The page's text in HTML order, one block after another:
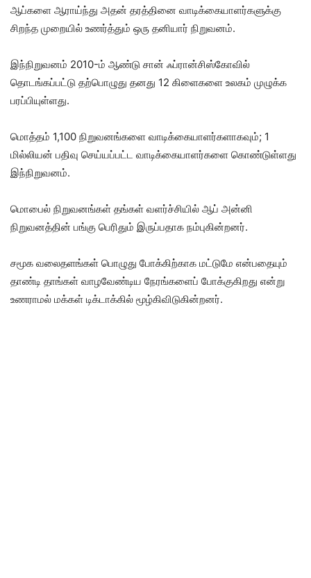
ஆப்களை ஆராய்ந்து அதன் தரத்தினை வாடிக்கையாளர்களுக்கு
சிறந்த முறையில் உணர்த்தும் ஒரு தனியார் நிறுவனம்.
இந்நிறுவனம் 2010-ம் ஆண்டு சான் ஃப்ரான்சிஸ்கோவில்
தொடங்கப்பட்டு தற்பொழுது தனது 12 கிளைகளை உலகம் முழுக்க
பரப்பியுள்ளது.
மொத்தம் 1,100 நிறுவனங்களை வாடிக்கையாளர்களாகவும்; 1
மில்லியன் பதிவு செய்யப்பட்ட வாடிக்கையாளர்களை கொண்டுள்ளது
இந்நிறுவனம்.
மொபைல் நிறுவனங்கள் தங்கள் வளர்ச்சியில் ஆப் அன்னி
நிறுவனத்தின் பங்கு பெரிதும் இருப்பதாக நம்புகின்றனர்.
சமூக வலைதளங்கள் பொழுது போக்கிற்காக மட்டுமே என்பதையும்
தாண்டி தாங்கள் வாழவேண்டிய நேரங்களைப் போக்குகிறது என்று
உணராமல் மக்கள் டிக்டாக்கில் மூழ்கிவிடுகின்றனர்.